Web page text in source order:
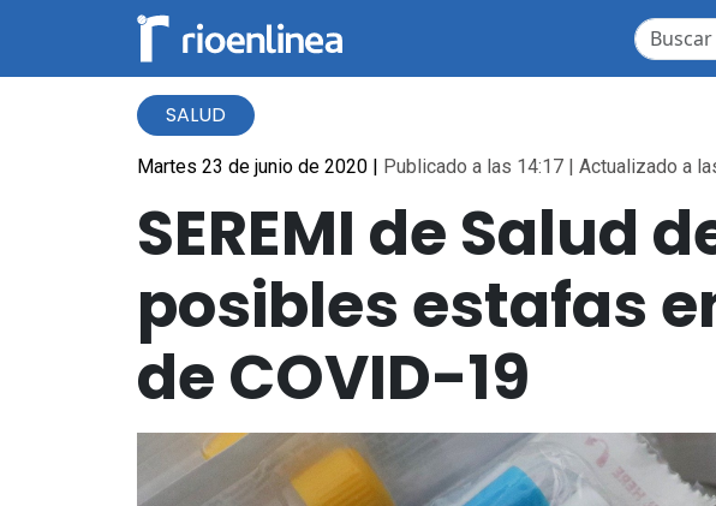
SALUD
Martes 23 de junio de 2020 | Publicado a las 14:17 | Actualizado a
SEREMI de Salud
posibles estafas
de COVID-19